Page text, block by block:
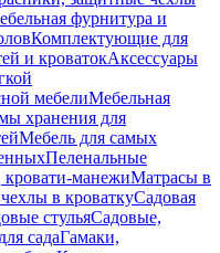
фурнитура и
Комплектующие для
и кроватокАксессуары
мебелиМебельная
хранения для
Мебель для самых
Пеленальные
манежиМатрасы в
в кроваткуСадовая
стульяСадовые,
садаГамаки,